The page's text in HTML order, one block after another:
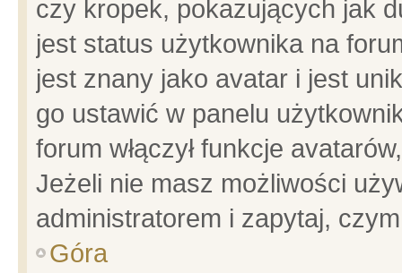
czy kropek, pokazujących jak
jest status użytkownika na
jest znany jako avatar i jest
go ustawić w panelu
forum włączył funkcje
Jeżeli nie masz możliwości
administratorem i zapytaj,
Góra